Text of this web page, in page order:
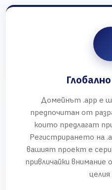
Домейнът .app е
предпочитан от
които предлагат
Регистрирането на
вашият проект е
привличайки